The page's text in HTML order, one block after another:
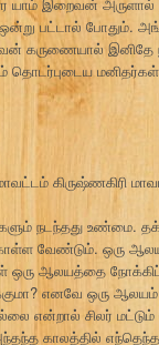
பட்டால் போதும்.
கருணையால்
கிருஷ்ணகிரி
நடந்தது உண்மை.
வேண்டும். ஒரு
ஒரு ஆலயத்தை
எனவே ஒரு
என்றால் சிலர்
காலத்தில்